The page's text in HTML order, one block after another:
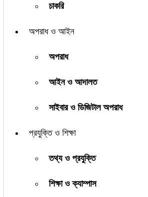
চাকরি
অপরাধ ও আইন
অপরাধ
আইন ও আদালত
সাইবার ও ডিজিটাল অপরাধ
প্রযুক্তি ও শিক্ষা
তথ্য ও প্রযুক্তি
শিক্ষা ও ক্যাম্পাস